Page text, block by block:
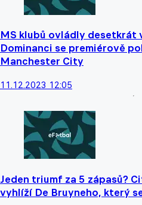
MS klubů ovládly desetkrát
Dominanci se premiérově
Manchester City
11.12.2023 12:05
Jeden triumf za 5 zápasů?
vyhlíží De Bruyneho, který